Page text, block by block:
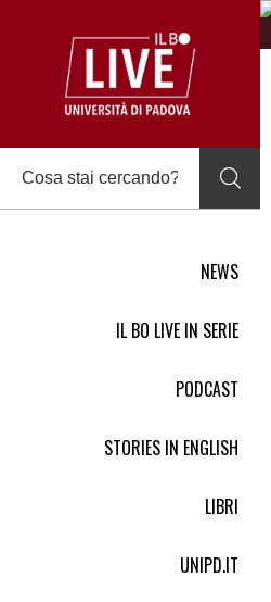
NEWS
IL BO LIVE IN SERIE
PODCAST
STORIES IN ENGLISH
LIBRI
UNIPD.IT